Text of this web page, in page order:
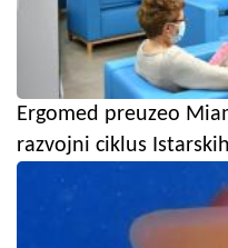
Ergomed preuzeo
razvojni ciklus